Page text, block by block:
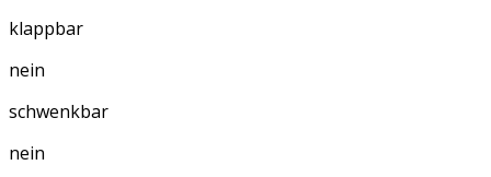
klappbar
nein
schwenkbar
nein